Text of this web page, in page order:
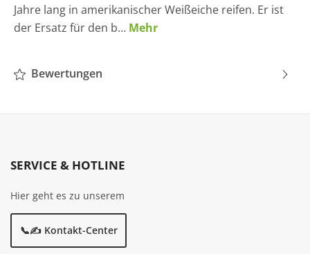
Jahre lang in amerikanischer Weißeiche reifen. Er ist
der Ersatz für den b… Mehr
Bewertungen
SERVICE & HOTLINE
Hier geht es zu unserem
📞✍️ Kontakt-Center